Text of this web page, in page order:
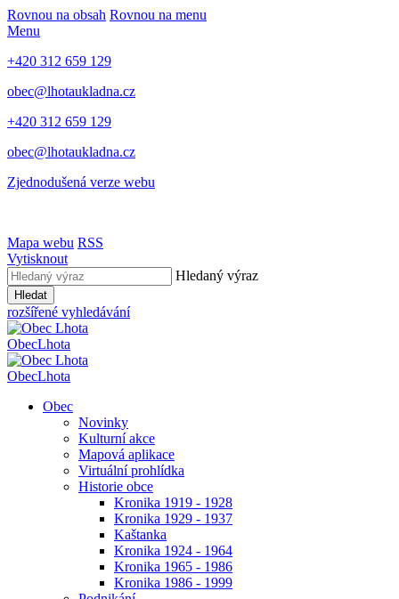
Rovnou na obsah Rovnou na menu
Menu
+420 312 659 129
obec@lhotaukladna.cz
+420 312 659 129
obec@lhotaukladna.cz
Zjednodušená verze webu
Mapa webu RSS
Vytisknout
Hledaný výraz
Hledat
rozšířené vyhledávání
ObecLhota
ObecLhota
Obec
Novinky
Kulturní akce
Mapová aplikace
Virtuální prohlídka
Historie obce
Kronika 1919 - 1928
Kronika 1929 - 1937
Kaštanka
Kronika 1924 - 1964
Kronika 1965 - 1986
Kronika 1986 - 1999